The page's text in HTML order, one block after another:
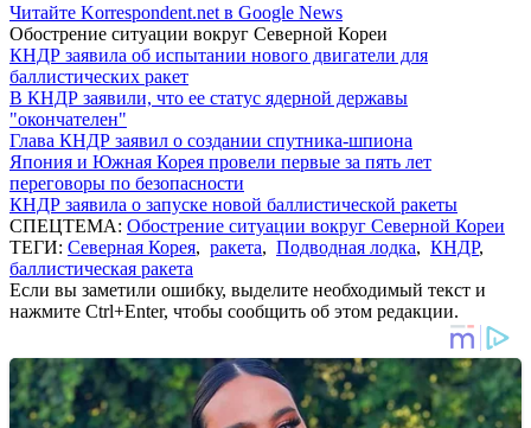
Читайте Korrespondent.net в Google News
Обострение ситуации вокруг Северной Кореи
КНДР заявила об испытании нового двигатели для
баллистических ракет
В КНДР заявили, что ее статус ядерной державы
"окончателен"
Глава КНДР заявил о создании спутника-шпиона
Япония и Южная Корея провели первые за пять лет
переговоры по безопасности
КНДР заявила о запуске новой баллистической ракеты
СПЕЦТЕМА: Обострение ситуации вокруг Северной Кореи
ТЕГИ: Северная Корея, ракета, Подводная лодка, КНДР,
баллистическая ракета
Если вы заметили ошибку, выделите необходимый текст и
нажмите Ctrl+Enter, чтобы сообщить об этом редакции.